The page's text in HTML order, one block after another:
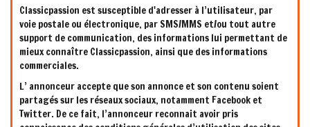
Classicpassion est susceptible d'adresser à l’utilisateur, par
voie postale ou électronique, par SMS/MMS et/ou tout autre
support de communication, des informations lui permettant de
mieux connaître Classicpassion, ainsi que des informations
commerciales.
L’ annonceur accepte que son annonce et son contenu soient
partagés sur les réseaux sociaux, notamment Facebook et
Twitter. De ce fait, l’annonceur reconnait avoir pris